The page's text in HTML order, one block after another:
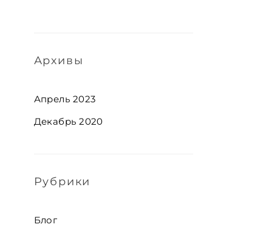
Архивы
Апрель 2023
Декабрь 2020
Рубрики
Блог